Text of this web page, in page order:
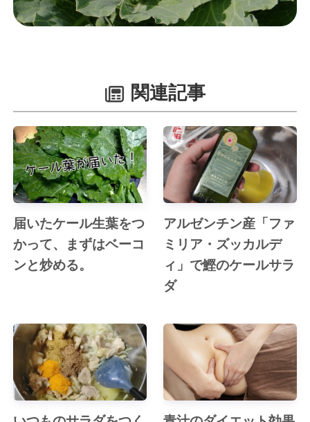
関連記事
届いたケール生葉をつ
かって、まずはベーコ
ンと炒める。
アルゼンチン産「ファ
ミリア・ズッカルデ
ィ」で鰹のケールサラ
ダ